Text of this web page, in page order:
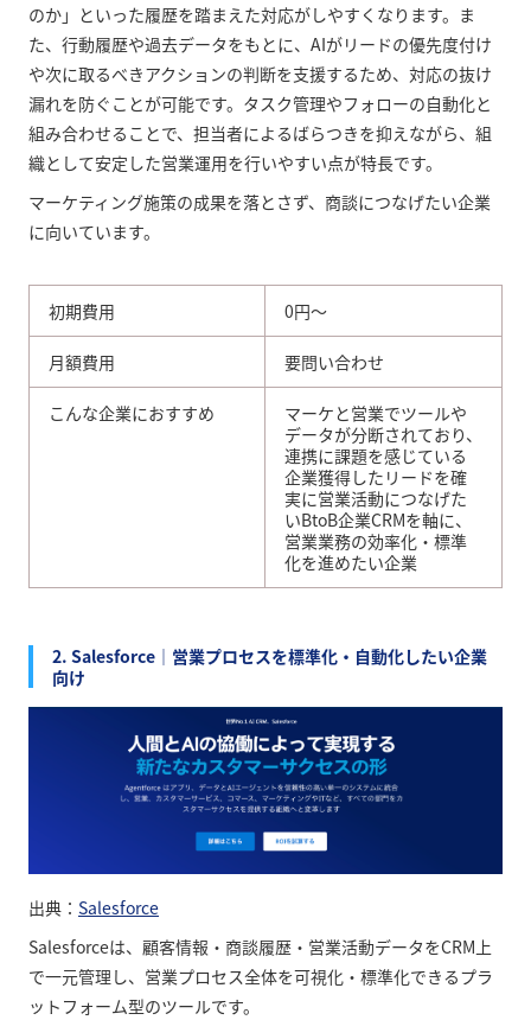
のか」といった履歴を踏まえた対応がしやすくなります。ま
た、行動履歴や過去データをもとに、AIがリードの優先度付け
や次に取るべきアクションの判断を支援するため、対応の抜け
漏れを防ぐことが可能です。タスク管理やフォローの自動化と
組み合わせることで、担当者によるばらつきを抑えながら、組
織として安定した営業運用を行いやすい点が特長です。
マーケティング施策の成果を落とさず、商談につなげたい企業
に向いています。
初期費用 0円〜
月額費用 要問い合わせ
こんな企業におすすめ
マーケと営業でツールや
データが分断されており、
連携に課題を感じている
企業獲得したリードを確
実に営業活動につなげた
いBtoB企業CRMを軸に、
営業業務の効率化・標準
化を進めたい企業
2. Salesforce｜営業プロセスを標準化・自動化したい企業
向け
出典： Salesforce
Salesforceは、顧客情報・商談履歴・営業活動データをCRM上
で一元管理し、営業プロセス全体を可視化・標準化できるプラ
ットフォーム型のツールです。